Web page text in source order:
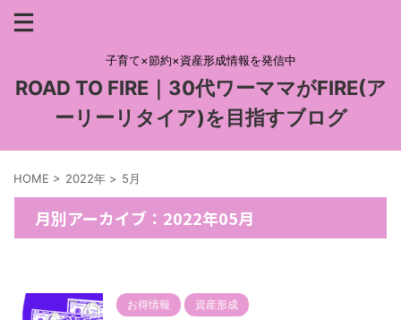
子育て×節約×資産形成情報を発信中
ROAD TO FIRE｜30代ワーママがFIRE(ア
ーリーリタイア)を目指すブログ
HOME > 2022年 > 5月
月別アーカイブ：2022年05月
お得情報 資産形成